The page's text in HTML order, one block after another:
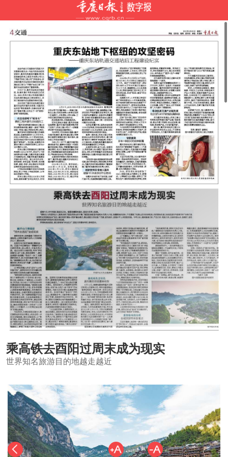
乘高铁去酉阳过周末成为现实
世界知名旅游目的地越走越近